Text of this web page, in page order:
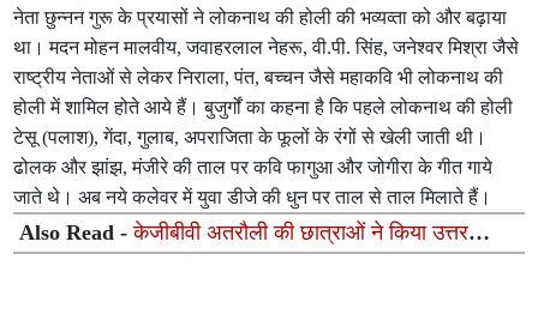
नेता छुन्नन गुरू के प्रयासों ने लोकनाथ की होली की भव्यव्ता को और बढ़ाया
था। मदन मोहन मालवीय, जवाहरलाल नेहरू, वी.पी. सिंह, जनेश्वर मिश्रा जैसे
राष्ट्रीय नेताओं से लेकर निराला, पंत, बच्चन जैसे महाकवि भी लोकनाथ की
होली में शामिल होते आये हैं। बुजुर्गों का कहना है कि पहले लोकनाथ की होली
टेसू (पलाश), गेंदा, गुलाब, अपराजिता के फूलों के रंगों से खेली जाती थी।
ढोलक और झांझ, मंजीरे की ताल पर कवि फागुआ और जोगीरा के गीत गाये
जाते थे। अब नये कलेवर में युवा डीजे की धुन पर ताल से ताल मिलाते हैं।
Also Read -केजीबीवी अतरौली की छात्राओं ने किया उत्तर
प्रदेश विधानसभा का शैक्षिक भ्रमण, लोकतांत्रिक प्रक्रिया को